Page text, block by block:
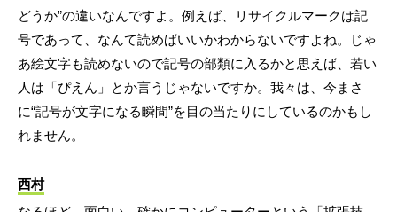
どうか”の違いなんですよ。例えば、リサイクルマークは記
号であって、なんて読めばいいかわからないですよね。じゃ
あ絵文字も読めないので記号の部類に入るかと思えば、若い
人は「ぴえん」とか言うじゃないですか。我々は、今まさ
に“記号が文字になる瞬間”を目の当たりにしているのかもし
れません。
西村